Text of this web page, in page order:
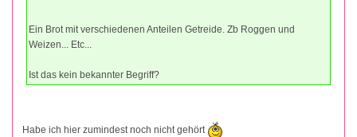
Ein Brot mit verschiedenen Anteilen Getreide. Zb Roggen und
Weizen... Etc...
Ist das kein bekannter Begriff?
Habe ich hier zumindest noch nicht gehört